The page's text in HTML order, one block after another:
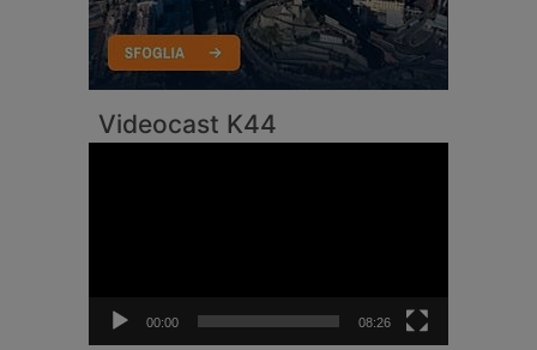
Videocast K44
00:00 08:26